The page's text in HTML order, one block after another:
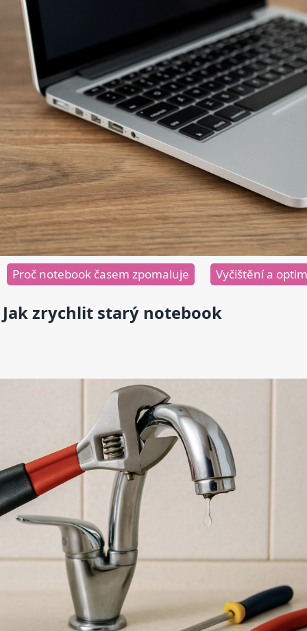
Proč notebook časem zpomaluje Vyčištění a
Jak zrychlit starý notebook